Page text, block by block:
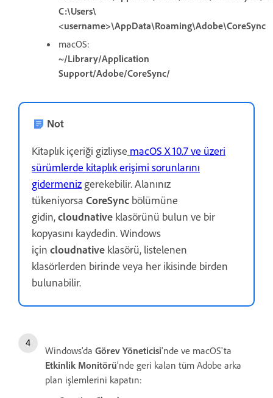
C:\Users\
<username>\AppData\Roaming\Adobe\CoreSync
macOS:
~/Library/Application
Support/Adobe/CoreSync/
Not
Kitaplık içeriği gizliyse macOS X 10.7 ve üzeri
sürümlerde kitaplık erişimi sorunlarını
gidermeniz gerekebilir. Alanınız
tükeniyorsa CoreSync bölümüne
gidin,cloudnative klasörünü bulun ve bir
kopyasını kaydedin. Windows
için cloudnative klasörü, listelenen
klasörlerden birinde veya her ikisinde birden
bulunabilir.
Windows'da Görev Yöneticisi'nde ve macOS'ta
Etkinlik Monitörü'nde geri kalan tüm Adobe arka
plan işlemlerini kapatın: